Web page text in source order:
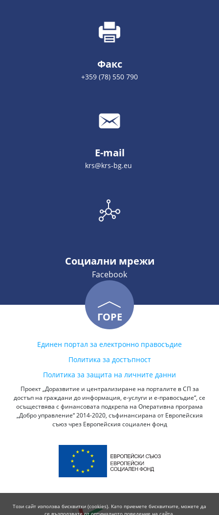
Факс
+359 (78) 550 790
E-mail
krs@krs-bg.eu
Социални мрежи
Facebook
ГОРЕ
Единен портал за електронно правосъдие
Политика за достъпност
Политика за защита на личните данни
Проект „Доразвитие и централизиране на порталите в СП за
достъп на граждани до информация, е-услуги и е-правосъдие“, се
осъществява с финансовата подкрепа на Оперативна програма
„Добро управление“ 2014-2020, съфинансирана от Европейския
съюз чрез Европейския социален фонд
Този сайт използва бисквитки (cookies). Като приемете бисквитките, можете да
се възползвате от оптималното поведение на сайта.